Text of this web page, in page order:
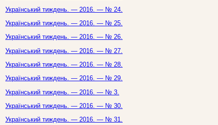
Український тиждень. — 2016. — № 24.
Український тиждень. — 2016. — № 25.
Український тиждень. — 2016. — № 26.
Український тиждень. — 2016. — № 27.
Український тиждень. — 2016. — № 28.
Український тиждень. — 2016. — № 29.
Український тиждень. — 2016. — № 3.
Український тиждень. — 2016. — № 30.
Український тиждень. — 2016. — № 31.